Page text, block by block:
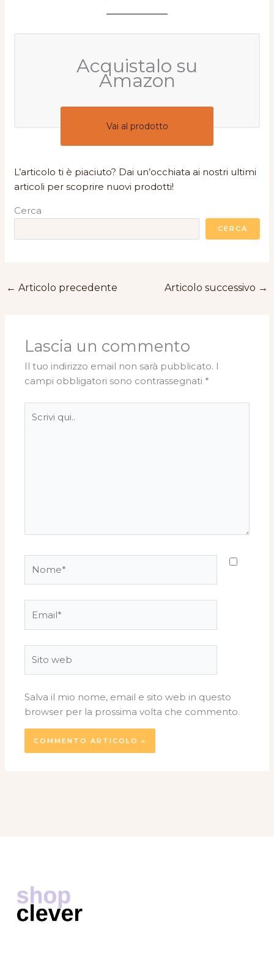
Acquistalo su
Amazon
Vai al prodotto
L’articolo ti è piaciuto? Dai un’occhiata ai nostri ultimi
articoli per scoprire nuovi prodotti!
Cerca
CERCA
← Articolo precedente Articolo successivo →
Lascia un commento
Il tuo indirizzo email non sarà pubblicato. I
campi obbligatori sono contrassegnati *
qui..
web
Salva il mio nome, email e sito web in questo
browser per la prossima volta che commento.